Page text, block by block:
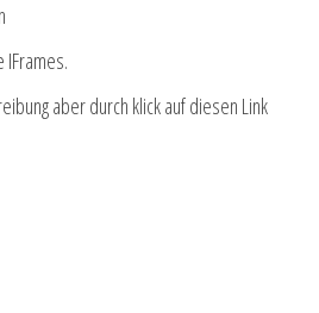
aber durch klick auf diesen Link